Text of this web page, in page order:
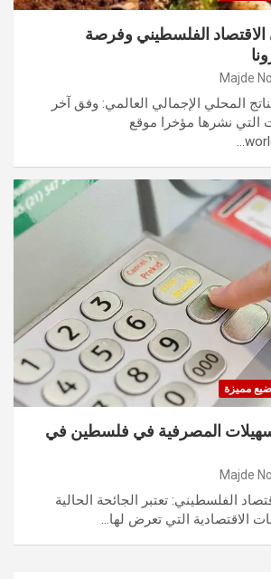
الاقتصاد الفلسطيني وفرصة
Majde
المحلي الإجمالي العالمي: وفق آخر
التي نشرها مؤخرا موقع
مميزة
المصرفية في فلسطين في
Majde
الفلسطيني: تعتبر الجائحة الحالية
الاقتصادية التي تعرض لها…